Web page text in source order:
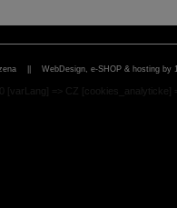
|| WebDesign, e-SHOP & hosting by
[varLang] => CZ